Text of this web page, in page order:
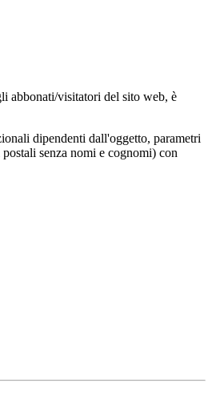
abbonati/visitatori del sito web, è
dipendenti dall'oggetto, parametri
senza nomi e cognomi) con